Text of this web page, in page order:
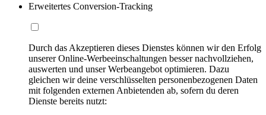
Erweitertes Conversion-Tracking
Durch das Akzeptieren dieses Dienstes können wir den Erfolg
unserer Online-Werbeeinschaltungen besser nachvollziehen,
auswerten und unser Werbeangebot optimieren. Dazu
gleichen wir deine verschlüsselten personenbezogenen Daten
mit folgenden externen Anbietenden ab, sofern du deren
Dienste bereits nutzt: